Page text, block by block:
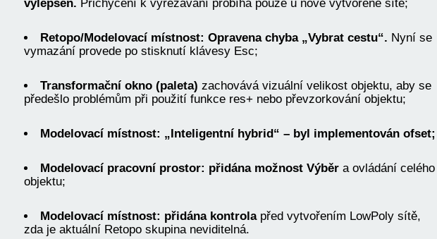
vylepšen. Přichycení k vyřezávání probíhá pouze u nově vytvořené sítě;
Retopo/Modelovací místnost: Opravena chyba „Vybrat cestu“. Nyní se
vymazání provede po stisknutí klávesy Esc;
Transformační okno (paleta) zachovává vizuální velikost objektu, aby se
předešlo problémům při použití funkce res+ nebo převzorkování objektu;
Modelovací místnost: „Inteligentní hybrid“ – byl implementován ofset;
Modelovací pracovní prostor: přidána možnost Výběra ovládání celého
objektu;
Modelovací místnost: přidána kontrolapřed vytvořením LowPoly sítě,
zda je aktuální Retopo skupina neviditelná.